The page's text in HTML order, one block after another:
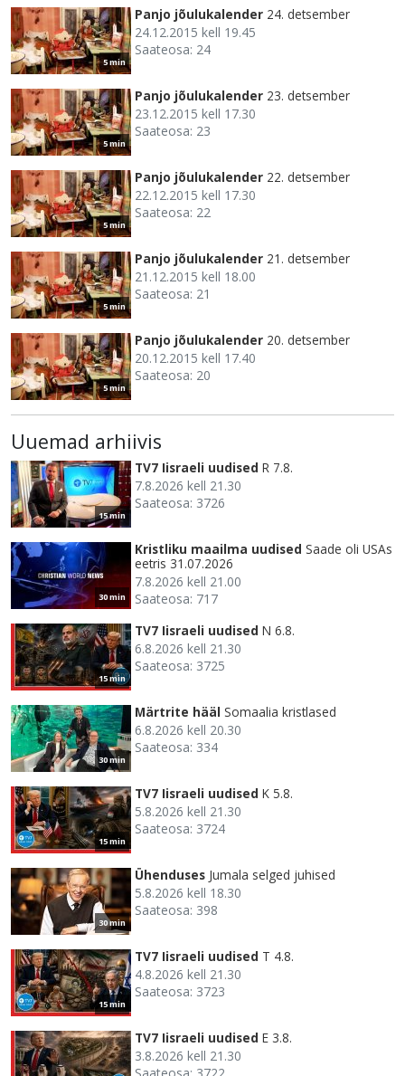
5 min
Panjo jõulukalender 24. detsember
24.12.2015 kell 19.45
Saateosa: 24
5 min
Panjo jõulukalender 23. detsember
23.12.2015 kell 17.30
Saateosa: 23
5 min
Panjo jõulukalender 22. detsember
22.12.2015 kell 17.30
Saateosa: 22
5 min
Panjo jõulukalender 21. detsember
21.12.2015 kell 18.00
Saateosa: 21
5 min
Panjo jõulukalender 20. detsember
20.12.2015 kell 17.40
Saateosa: 20
Uuemad arhiivis
15 min
TV7 Iisraeli uudised R 7.8.
7.8.2026 kell 21.30
Saateosa: 3726
30 min
Kristliku maailma uudised Saade oli USAs
eetris 31.07.2026
7.8.2026 kell 21.00
Saateosa: 717
15 min
TV7 Iisraeli uudised N 6.8.
6.8.2026 kell 21.30
Saateosa: 3725
30 min
Märtrite hääl Somaalia kristlased
6.8.2026 kell 20.30
Saateosa: 334
15 min
TV7 Iisraeli uudised K 5.8.
5.8.2026 kell 21.30
Saateosa: 3724
30 min
Ühenduses Jumala selged juhised
5.8.2026 kell 18.30
Saateosa: 398
15 min
TV7 Iisraeli uudised T 4.8.
4.8.2026 kell 21.30
Saateosa: 3723
TV7 Iisraeli uudised E 3.8.
3.8.2026 kell 21.30